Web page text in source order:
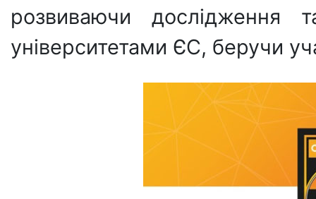
розвиваючи дослідження
університетами ЄС, беручи